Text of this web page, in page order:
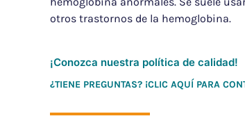
otros trastornos de la hemoglobina.
¡Conozca nuestra política de calidad!
¿TIENE PREGUNTAS? ¡CLIC AQUÍ PARA